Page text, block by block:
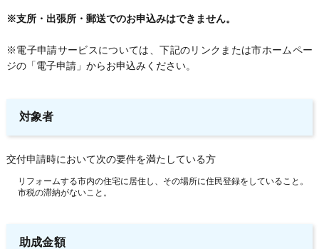
※支所・出張所・郵送でのお申込みはできません。
※電子申請サービスについては、下記のリンクまたは市ホームペー
ジの「電子申請」からお申込みください。
対象者
交付申請時において次の要件を満たしている方
リフォームする市内の住宅に居住し、その場所に住民登録をしていること。
市税の滞納がないこと。
助成金額